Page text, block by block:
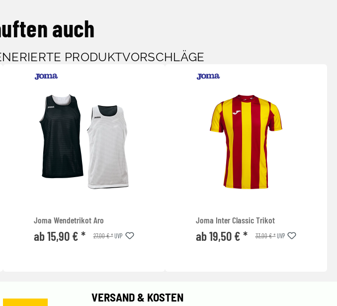
auch
PRODUKTVORSCHLÄGE
Joma Wendetrikot Aro
ab 15,90 € * 27,00 € *UVP
Joma Inter Classic Trikot
ab 19,50 € * 33,00 € *UVP
VERSAND & KOSTEN